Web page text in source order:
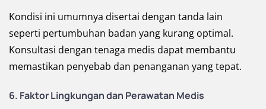
Kondisi ini umumnya disertai dengan tanda lain
seperti pertumbuhan badan yang kurang optimal.
Konsultasi dengan tenaga medis dapat membantu
memastikan penyebab dan penanganan yang tepat.
6. Faktor Lingkungan dan Perawatan Medis